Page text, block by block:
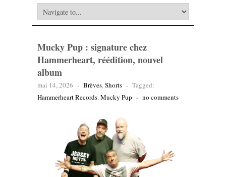
Mucky Pup : signature chez
Hammerheart, réédition, nouvel
album
mai 14, 2026 - Brèves,Shorts - Tagged:
Hammerheart Records,Mucky Pup - no comments